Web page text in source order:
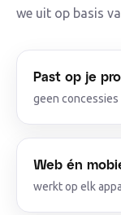
we uit op basis
Past op je
geen
Web én
werkt op elk